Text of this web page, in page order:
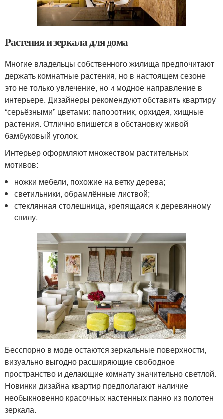
Растения и зеркала для дома
Многие владельцы собственного жилища предпочитают
держать комнатные растения, но в настоящем сезоне
это не только увлечение, но и модное направление в
интерьере. Дизайнеры рекомендуют обставить квартиру
“серьёзными” цветами: папоротник, орхидея, хищные
растения. Отлично впишется в обстановку живой
бамбуковый уголок.
Интерьер оформляют множеством растительных
мотивов:
ножки мебели, похожие на ветку дерева;
светильники, обрамлённые листвой;
стеклянная столешница, крепящаяся к деревянному
спилу.
Бесспорно в моде остаются зеркальные поверхности,
визуально выгодно расширяющие свободное
пространство и делающие комнату значительно светлой.
Новинки дизайна квартир предполагают наличие
необыкновенно красочных настенных панно из полотен
зеркала.